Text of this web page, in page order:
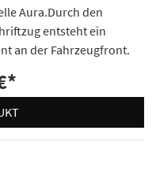
Aura.Durch den
entsteht ein
an der Fahrzeugfront.
*